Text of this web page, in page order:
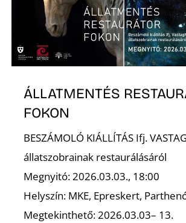
ÁLLATMENTÉS
FOKON
BESZÁMOLÓ KIÁLLÍTÁS Ifj.
állatszobrainak restaurálásáról
Megnyitó: 2026.03.03., 18:00
Helyszín: MKE, Epreskert,
Megtekinthető: 2026.03.03– 13.